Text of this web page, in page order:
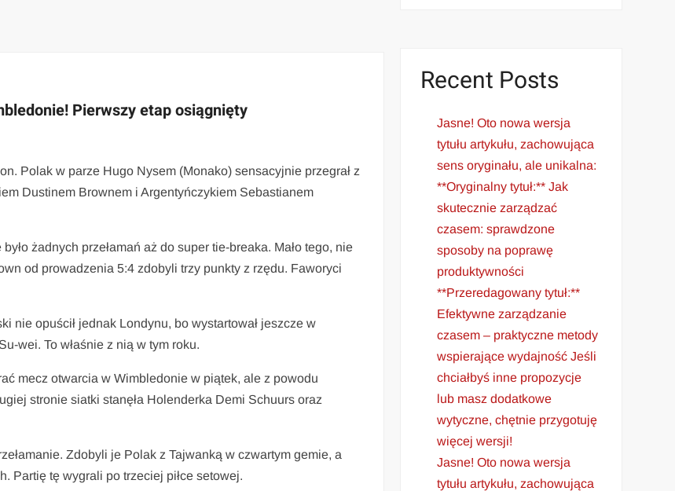
Pierwszy etap osiągnięty
Polak w parze Hugo Nysem (Monako) sensacyjnie przegrał z
Dustinem Brownem i Argentyńczykiem Sebastianem
żadnych przełamań aż do super tie-breaka. Mało tego, nie
od prowadzenia 5:4 zdobyli trzy punkty z rzędu. Faworyci
nie opuścił jednak Londynu, bo wystartował jeszcze w
wei. To właśnie z nią w tym roku.
mecz otwarcia w Wimbledonie w piątek, ale z powodu
stronie siatki stanęła Holenderka Demi Schuurs oraz
Zdobyli je Polak z Tajwanką w czwartym gemie, a
Partię tę wygrali po trzeciej piłce setowej.
Recent Posts
Jasne! Oto nowa wersja
tytułu artykułu, zachowująca
sens oryginału, ale unikalna:
**Oryginalny tytuł:** Jak
skutecznie zarządzać
czasem: sprawdzone
sposoby na poprawę
produktywności
**Przeredagowany tytuł:**
Efektywne zarządzanie
czasem – praktyczne metody
wspierające wydajność Jeśli
chciałbyś inne propozycje
lub masz dodatkowe
wytyczne, chętnie przygotuję
więcej wersji!
Jasne! Oto nowa wersja
tytułu artykułu, zachowująca